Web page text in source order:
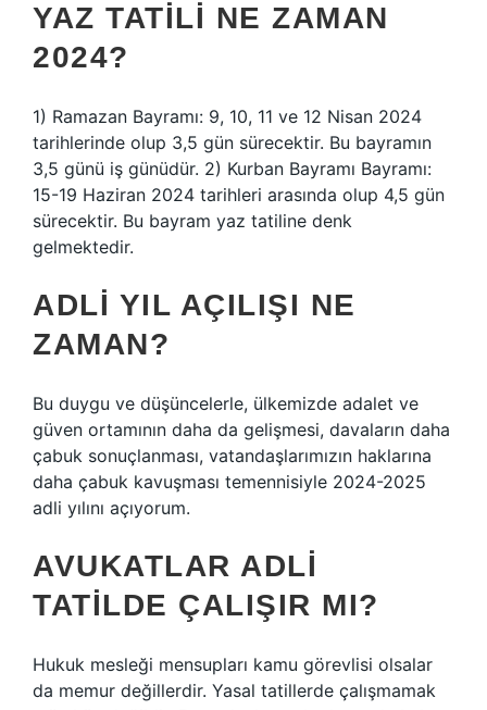
YAZ TATILI NE ZAMAN
2024?
1) Ramazan Bayramı: 9, 10, 11 ve 12 Nisan 2024
tarihlerinde olup 3,5 gün sürecektir. Bu bayramın
3,5 günü iş günüdür. 2) Kurban Bayramı Bayramı:
15-19 Haziran 2024 tarihleri ​​arasında olup 4,5 gün
sürecektir. Bu bayram yaz tatiline denk
gelmektedir.
ADLI YIL AÇILIŞI NE
ZAMAN?
Bu duygu ve düşüncelerle, ülkemizde adalet ve
güven ortamının daha da gelişmesi, davaların daha
çabuk sonuçlanması, vatandaşlarımızın haklarına
daha çabuk kavuşması temennisiyle 2024-2025
adli yılını açıyorum.
AVUKATLAR ADLI
TATILDE ÇALIŞIR MI?
Hukuk mesleği mensupları kamu görevlisi olsalar
da memur değillerdir. Yasal tatillerde çalışmamak